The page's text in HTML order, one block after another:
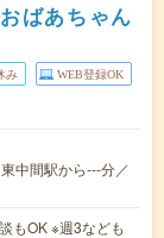
ばあちゃん
み WEB登録OK
中間駅から---分／
もOK ※週3なども